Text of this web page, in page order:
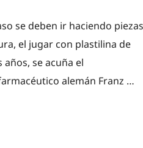
se deben ir haciendo piezas
el jugar con plastilina de
se acuña el
alemán Franz …